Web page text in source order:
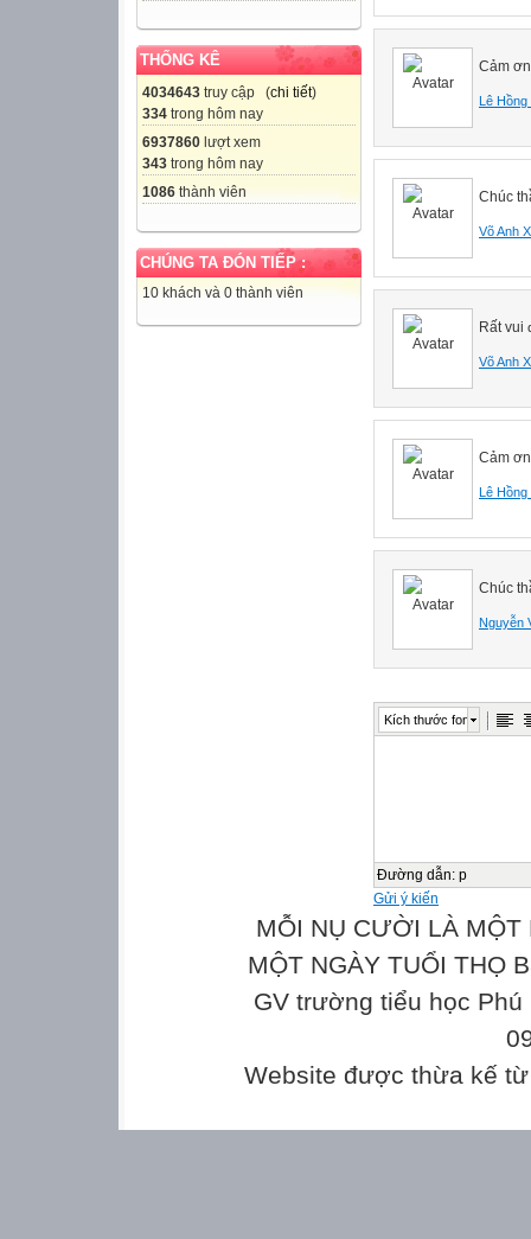
THỐNG KÊ
4034643 truy cập (chi tiết)
334 trong hôm nay
6937860 lượt xem
343 trong hôm nay
1086 thành viên
CHÚNG TA ĐÓN TIẾP :
10 khách và 0 thành viên
Cảm
Lê Hồng
Chúc
Võ Anh
Rất vui
Võ Anh
Cảm
Lê Hồng
Chúc
Nguyễn
Kích thước font
Đường dẫn: p
Gửi ý kiến
MỖI NỤ CƯỜI LÀ MỘT
MỘT NGÀY TUỔI THỌ
GV trường tiểu học
Website được thừa kế